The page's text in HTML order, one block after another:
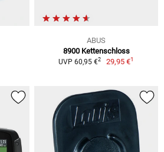
ABUS
8900 Kettenschloss
UVP 60,95 €2 29,95 €1